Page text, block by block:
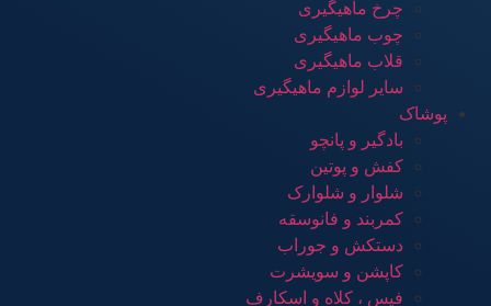
چرخ ماهیگیری
چوب ماهیگیری
قلاب ماهیگیری
سایر لوازم ماهیگیری
پوشاک
بادگیر و پانچو
کفش و پوتین
شلوار و شلوارک
کمربند و فانوسقه
دستکش و جوراب
کاپشن و سویشرت
فیس ، کلاه و اسکارف